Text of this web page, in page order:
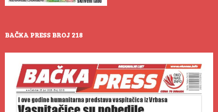
BAČKA PRESS BROJ 218